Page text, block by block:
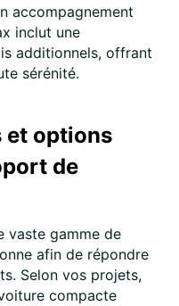
accompagnement
inclut une
additionnels, offrant
sérénité.
et options
de
vaste gamme de
afin de répondre
Selon vos projets,
compacte